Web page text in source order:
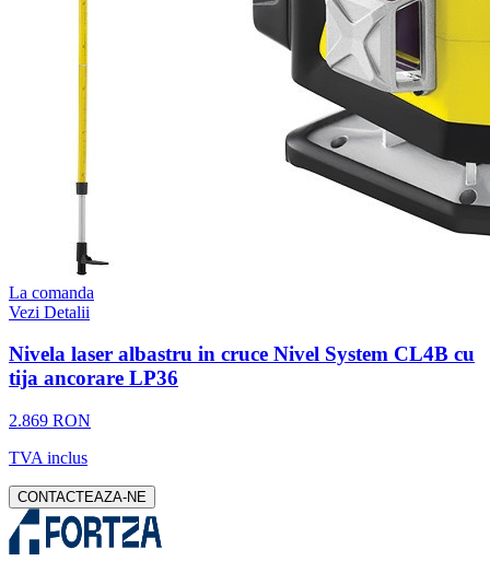
La comanda
Vezi Detalii
Nivela laser albastru in cruce Nivel System CL4B cu
tija ancorare LP36
2.869 RON
TVA inclus
CONTACTEAZA-NE